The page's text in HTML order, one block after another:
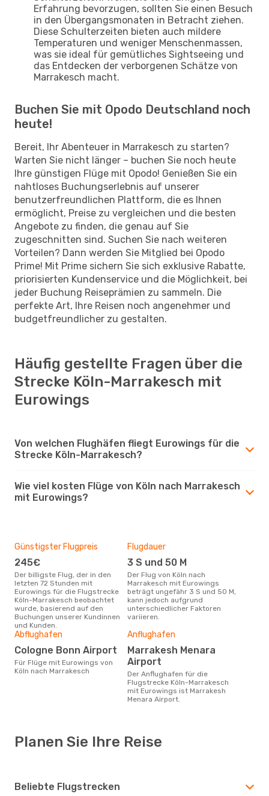
Erfahrung bevorzugen, sollten Sie einen Besuch
in den Übergangsmonaten in Betracht ziehen.
Diese Schulterzeiten bieten auch mildere
Temperaturen und weniger Menschenmassen,
was sie ideal für gemütliches Sightseeing und
das Entdecken der verborgenen Schätze von
Marrakesch macht.
Buchen Sie mit Opodo Deutschland noch
heute!
Bereit, Ihr Abenteuer in Marrakesch zu starten?
Warten Sie nicht länger – buchen Sie noch heute
Ihre günstigen Flüge mit Opodo! Genießen Sie ein
nahtloses Buchungserlebnis auf unserer
benutzerfreundlichen Plattform, die es Ihnen
ermöglicht, Preise zu vergleichen und die besten
Angebote zu finden, die genau auf Sie
zugeschnitten sind. Suchen Sie nach weiteren
Vorteilen? Dann werden Sie Mitglied bei Opodo
Prime! Mit Prime sichern Sie sich exklusive Rabatte,
priorisierten Kundenservice und die Möglichkeit, bei
jeder Buchung Reiseprämien zu sammeln. Die
perfekte Art, Ihre Reisen noch angenehmer und
budgetfreundlicher zu gestalten.
Häufig gestellte Fragen über die
Strecke Köln-Marrakesch mit
Eurowings
Von welchen Flughäfen fliegt Eurowings für die
Strecke Köln-Marrakesch?
Wie viel kosten Flüge von Köln nach Marrakesch
mit Eurowings?
Günstigster Flugpreis
245€
Der billigste Flug, der in den
letzten 72 Stunden mit
Eurowings für die Flugstrecke
Köln-Marrakesch beobachtet
wurde, basierend auf den
Buchungen unserer Kundinnen
und Kunden.
Flugdauer
3 S und 50 M
Der Flug von Köln nach
Marrakesch mit Eurowings
beträgt ungefähr 3 S und 50 M,
kann jedoch aufgrund
unterschiedlicher Faktoren
variieren.
Abflughafen
Cologne Bonn Airport
Für Flüge mit Eurowings von
Köln nach Marrakesch
Anflughafen
Marrakesh Menara
Airport
Der Anflughafen für die
Flugstrecke Köln-Marrakesch
mit Eurowings ist Marrakesh
Menara Airport.
Planen Sie Ihre Reise
Beliebte Flugstrecken